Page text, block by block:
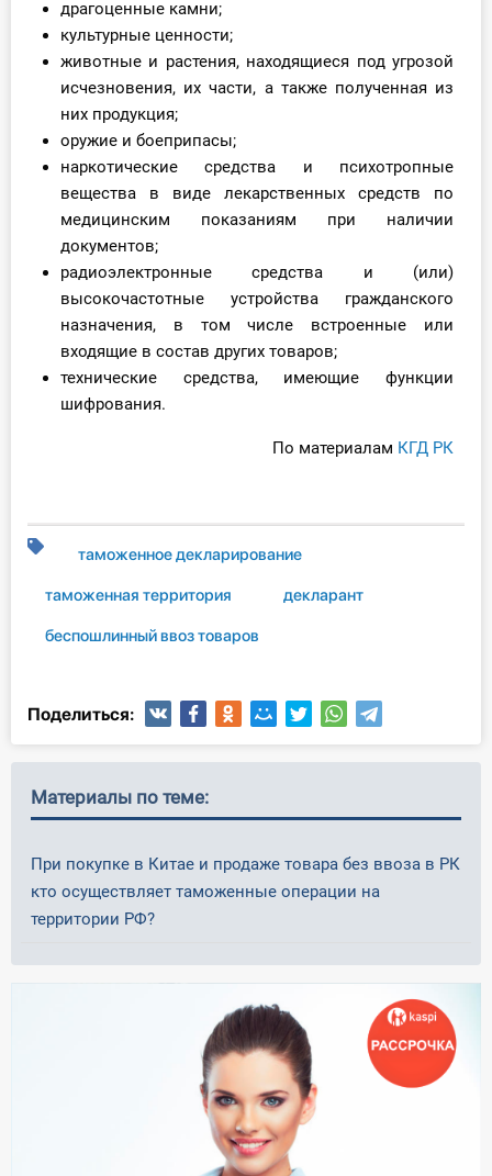
драгоценные камни;
культурные ценности;
животные и растения, находящиеся под угрозой
исчезновения, их части, а также полученная из
них продукция;
оружие и боеприпасы;
наркотические средства и психотропные
вещества в виде лекарственных средств по
медицинским показаниям при наличии
документов;
радиоэлектронные средства и (или)
высокочастотные устройства гражданского
назначения, в том числе встроенные или
входящие в состав других товаров;
технические средства, имеющие функции
шифрования.
По материалам КГД РК
таможенное декларирование
таможенная территория декларант
беспошлинный ввоз товаров
Поделиться:
Материалы по теме:
При покупке в Китае и продаже товара без ввоза в РК
кто осуществляет таможенные операции на
территории РФ?